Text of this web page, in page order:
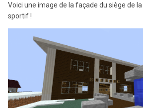
Voici une image de la façade du siège de
sportif !